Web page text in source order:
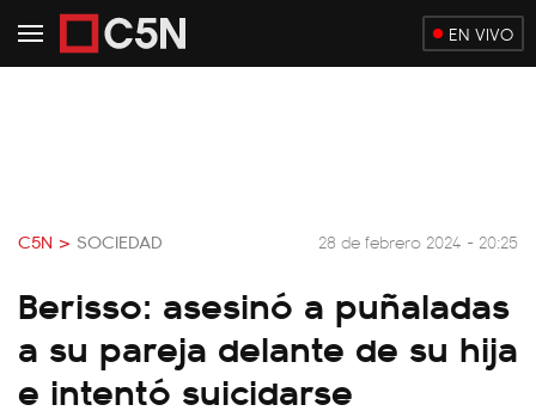
EN VIVO
C5N > SOCIEDAD 28 de febrero 2024 - 20:25
Berisso: asesinó a puñaladas
a su pareja delante de su hija
e intentó suicidarse